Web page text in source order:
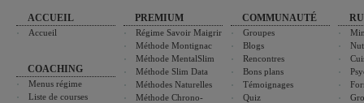
ACCUEIL
Accueil
COACHING
Menus régime
Liste de courses
PREMIUM
Régime Savoir Maigrir
Méthode Montignac
Méthode MentalSlim
Méthode Slim Data
Méthodes Naturelles
Méthode Chrono-
COMMUNAUTÉ
Groupes
Blogs
Rencontres
Bons plans
Témoignages
Quiz